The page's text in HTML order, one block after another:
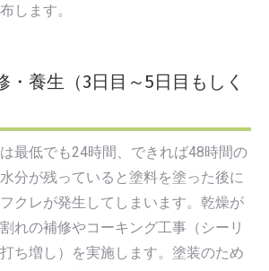
します。
・養生（3日目～5日目もしく
最低でも24時間、できれば48時間の
分が残っていると塗料を塗った後に
クレが発生してしまいます。乾燥が
れの補修やコーキング工事（シーリ
ち増し）を実施します。塗装のため